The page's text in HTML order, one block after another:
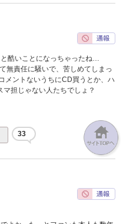
酷いことになっちゃったね…
無責任に騒いで、苦しめてしまっ
メントないうちにCD買うとか、ハ
担じゃない人たちでしょ？
33